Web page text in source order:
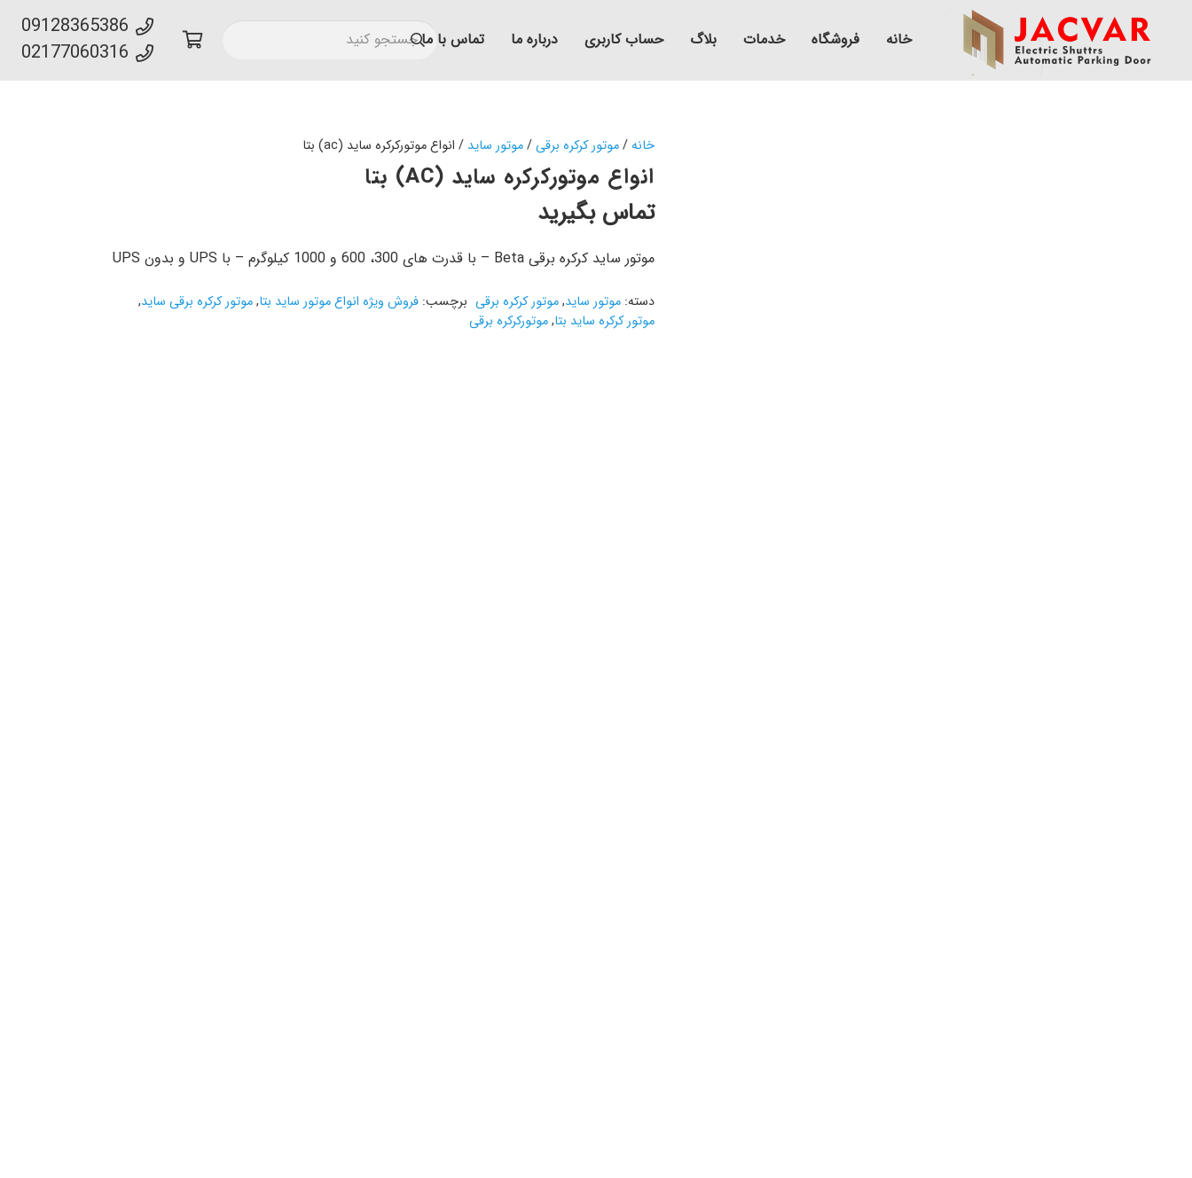
خانه فروشگاه خدمات بلاگ حساب کاربری درباره ما تماس با ما
09128365386
02177060316
خانه/موتور کرکره برقی/موتور ساید / انواع موتورکرکره ساید (ac) بتا
انواع موتورکرکره ساید (AC) بتا
تماس بگیرید
موتور ساید کرکره برقی Beta – با قدرت های 300، 600 و 1000 کیلوگرم – با UPS و بدون UPS
دسته: موتور ساید,موتور کرکره برقی برچسب: فروش ویژه انواع موتور ساید بتا,موتور کرکره برقی ساید,
موتور کرکره ساید بتا,موتورکرکره برقی